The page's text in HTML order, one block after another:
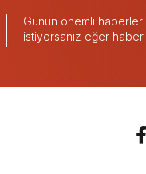
Günün önemli
istiyorsanız eğer